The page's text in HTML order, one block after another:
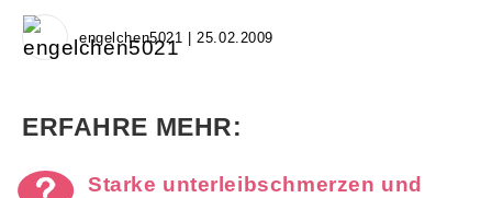
engelchen5021 | 25.02.2009
ERFAHRE MEHR:
Starke unterleibschmerzen und